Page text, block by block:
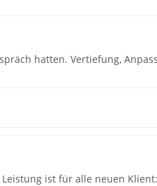
hatten. Vertiefung,
ist für alle neuen